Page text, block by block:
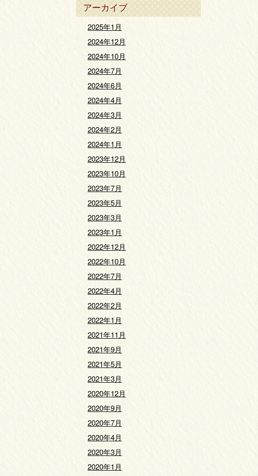
アーカイブ
2025年1月
2024年12月
2024年10月
2024年7月
2024年6月
2024年4月
2024年3月
2024年2月
2024年1月
2023年12月
2023年10月
2023年7月
2023年5月
2023年3月
2023年1月
2022年12月
2022年10月
2022年7月
2022年4月
2022年2月
2022年1月
2021年11月
2021年9月
2021年5月
2021年3月
2020年12月
2020年9月
2020年7月
2020年4月
2020年3月
2020年1月